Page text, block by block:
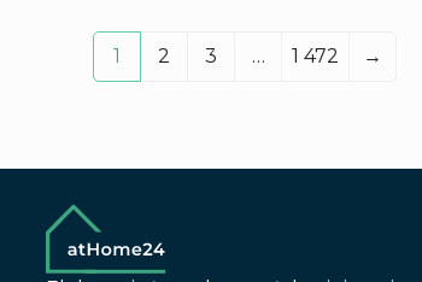
1 2 3 … 1 472 →